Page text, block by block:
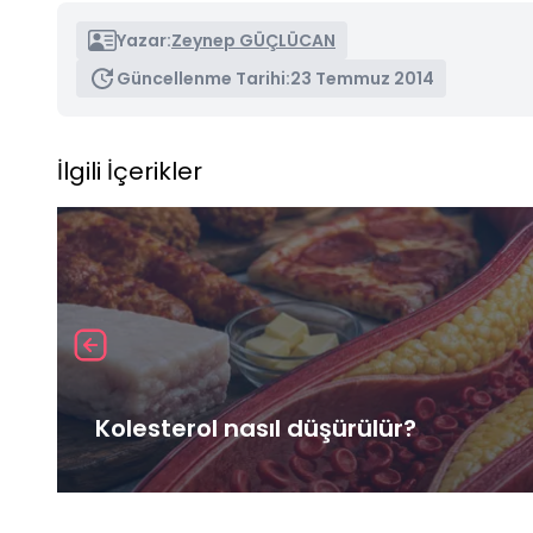
Yazar:Zeynep GÜÇLÜCAN
Güncellenme Tarihi:23 Temmuz 2014
İlgili İçerikler
Kolesterol nasıl düşürülür?